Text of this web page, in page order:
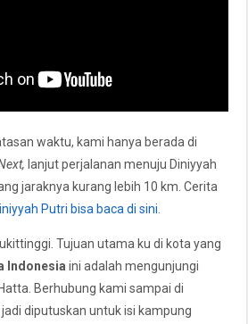
waktu, kami hanya berada di
lanjut perjalanan menuju Diniyyah
jaraknya kurang lebih 10 km. Cerita
Putri bisa baca di sini.
Tujuan utama ku di kota yang
Indonesia ini adalah mengunjungi
Berhubung kami sampai di
diputuskan untuk isi kampung